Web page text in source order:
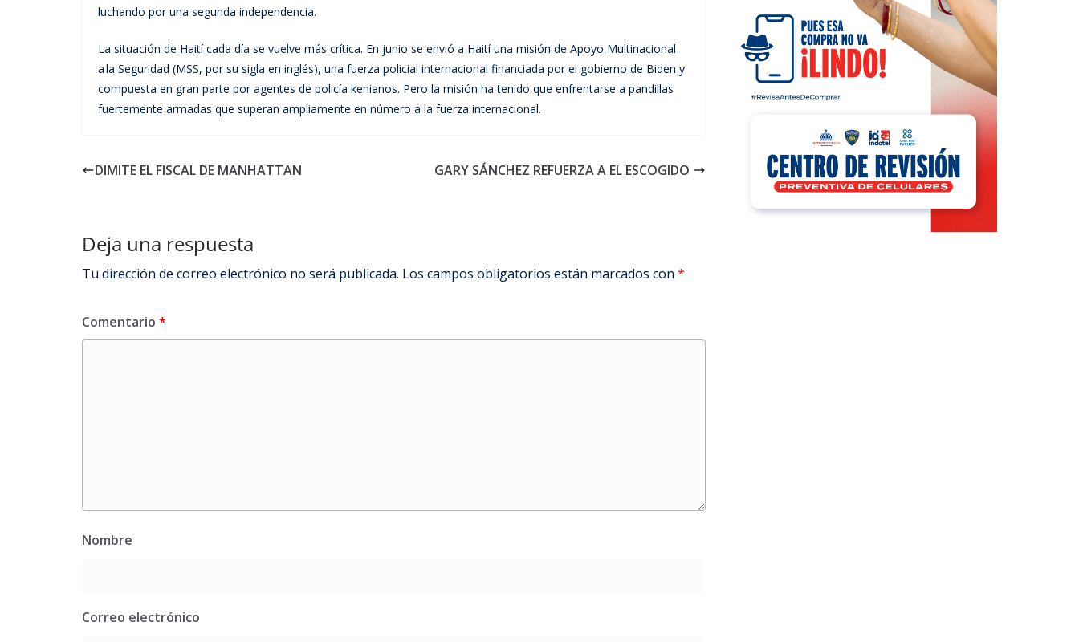
luchando por una segunda independencia.
La situación de Haití cada día se vuelve más crítica. En junio se envió a Haití una misión de Apoyo Multinacional
a la Seguridad (MSS, por su sigla en inglés), una fuerza policial internacional financiada por el gobierno de Biden y
compuesta en gran parte por agentes de policía kenianos. Pero la misión ha tenido que enfrentarse a pandillas
fuertemente armadas que superan ampliamente en número a la fuerza internacional.
DIMITE EL FISCAL DE MANHATTAN GARY SÁNCHEZ REFUERZA A EL ESCOGIDO
Deja una respuesta
Tu dirección de correo electrónico no será publicada. Los campos obligatorios están marcados con *
Comentario *
Nombre
Correo electrónico